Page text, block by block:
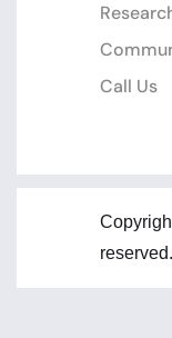
Call Us
reserved.